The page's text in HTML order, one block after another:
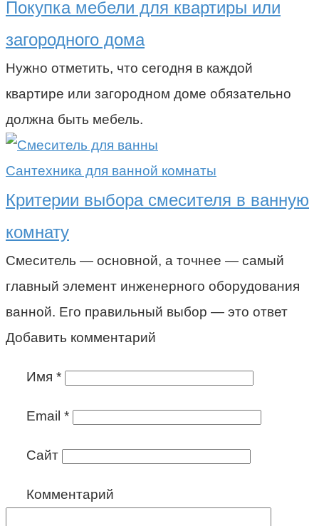
Покупка мебели для квартиры или
загородного дома
Нужно отметить, что сегодня в каждой
квартире или загородном доме обязательно
должна быть мебель.
Сантехника для ванной комнаты
Критерии выбора смесителя в ванную
комнату
Смеситель — основной, а точнее — самый
главный элемент инженерного оборудования
ванной. Его правильный выбор — это ответ
Добавить комментарий
Имя *
Email *
Сайт
Комментарий